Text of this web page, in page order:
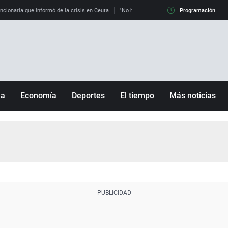
que informó de la crisis en Ceuta "No hay mafias, que no nos engañen":
Programación
Economía Deportes El tiempo Más noticias